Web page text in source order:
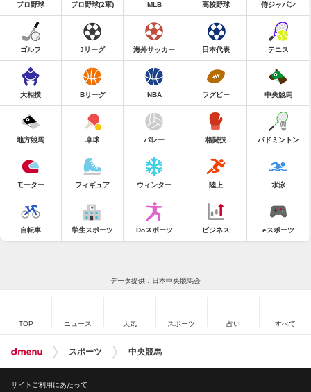
プロ野球 プロ野球(2軍) MLB 高校野球 侍ジャパン
ゴルフ Jリーグ 海外サッカー 日本代表 テニス
大相撲 Bリーグ NBA ラグビー 中央競馬
地方競馬 卓球 バレー 格闘技 バドミントン
モーター フィギュア ウィンター 陸上 水泳
自転車 学生スポーツ Doスポーツ ビジネス eスポーツ
データ提供：日本中央競馬会
TOP ニュース 天気 スポーツ 占い すべて
スポーツ 中央競馬
サイトご利用にあたって